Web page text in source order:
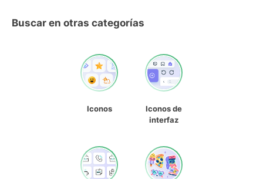
Buscar en otras categorías
Iconos
Iconos de
interfaz